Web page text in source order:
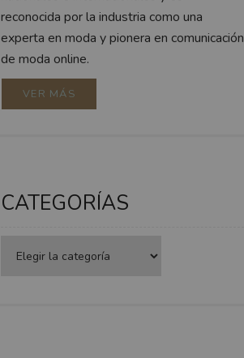
reconocida por la industria como una
experta en moda y pionera en comunicación
de moda online.
VER MÁS
CATEGORÍAS